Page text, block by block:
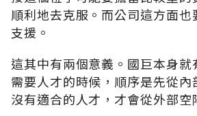
順利地去克服。而公司這方面
支援。
這其中有兩個意義。國巨本身就
需要人才的時候，順序是先從內
沒有適合的人才，才會從外部空